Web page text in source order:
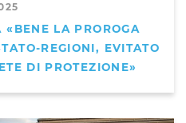
«BENE LA PROROGA
REGIONI, EVITATO
DI PROTEZIONE»